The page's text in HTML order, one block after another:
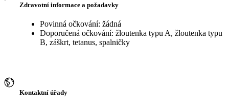
Zdravotní informace a požadavky
Povinná očkování: žádná
Doporučená očkování: žloutenka typu A, žloutenka typu
B, záškrt, tetanus, spalničky
Kontaktní úřady